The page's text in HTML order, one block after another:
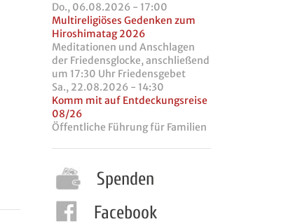
Do., 06.08.2026 - 17:00
Multireligiöses Gedenken zum
Hiroshimatag 2026
Meditationen und Anschlagen
der Friedensglocke, anschließend
um 17:30 Uhr Friedensgebet
Sa., 22.08.2026 - 14:30
Komm mit auf Entdeckungsreise
08/26
Öffentliche Führung für Familien
Spenden
Facebook